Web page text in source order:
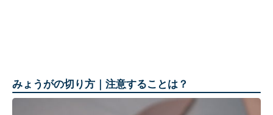
みょうがの切り方｜注意することは？